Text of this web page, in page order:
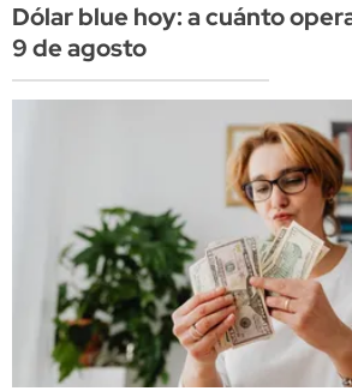
Dólar blue hoy: a cuánto
9 de agosto